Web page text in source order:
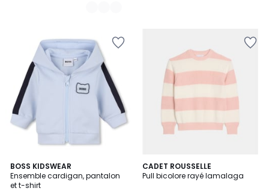
BOSS KIDSWEAR
Ensemble cardigan, pantalon
et t-shirt
2
Couleurs
CADET ROUSSELLE
Pull bicolore rayé lamalaga